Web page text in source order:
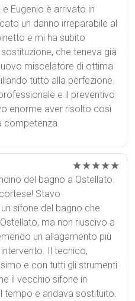
Eugenio è arrivato in
un danno irreparabile al
e mi ha subito
che teneva già
miscelatore di ottima
tutto alla perfezione.
e il preventivo
enorme aver risolto così
competenza.
★★★★★
del bagno a Ostellato.
Stavo
sifone del bagno che
ma non riuscivo a
un allagamento più
Il tecnico,
e con tutti gli strumenti
il vecchio sifone in
e andava sostituito.